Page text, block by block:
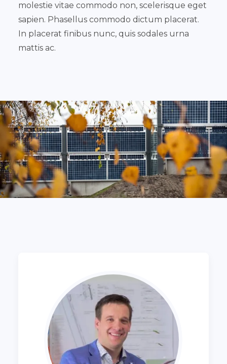
molestie vitae commodo non, scelerisque eget
sapien. Phasellus commodo dictum placerat.
In placerat finibus nunc, quis sodales urna
mattis ac.